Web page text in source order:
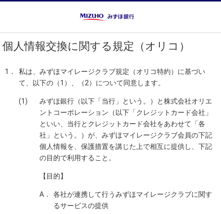
個人情報交換に関する規定（オリコ）
1．
私は、みずほマイレージクラブ規定（オリコ特約）に基づい
て、以下の（1）、（2）について同意します。
(1)
みずほ銀行（以下「当行」という。）と株式会社オリエ
ントコーポレーション（以下「クレジットカード会社」
といい、当行とクレジットカード会社をあわせて「各
社」という。）が、みずほマイレージクラブ会員の下記
個人情報を、保護措置を講じた上で相互に提供し、下記
の目的で利用すること。
【目的】
A．
各社が連携して行うみずほマイレージクラブに関す
るサービスの提供